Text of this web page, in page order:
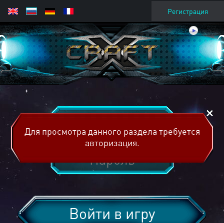
Регистрация
Войти в игру
Для просмотра данного раздела требуется
авторизация.